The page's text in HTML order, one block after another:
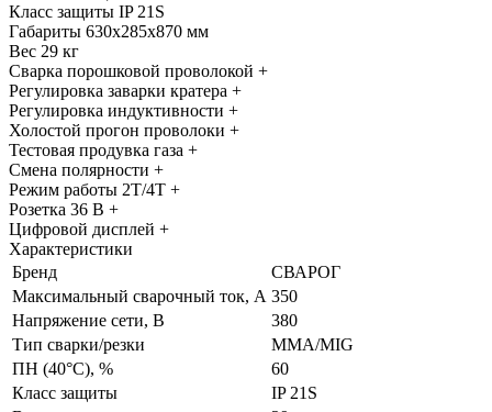
Класс защиты IP 21S
Габариты 630x285x870 мм
Вес 29 кг
Сварка порошковой проволокой +
Регулировка заварки кратера +
Регулировка индуктивности +
Холостой прогон проволоки +
Тестовая продувка газа +
Смена полярности +
Режим работы 2Т/4Т +
Розетка 36 В +
Цифровой дисплей +
Характеристики
Бренд
СВАРОГ
Максимальный сварочный ток, А 350
Напряжение сети, В
380
Тип сварки/резки
MMA/MIG
ПН (40°C), %
60
Класс защиты
IP 21S